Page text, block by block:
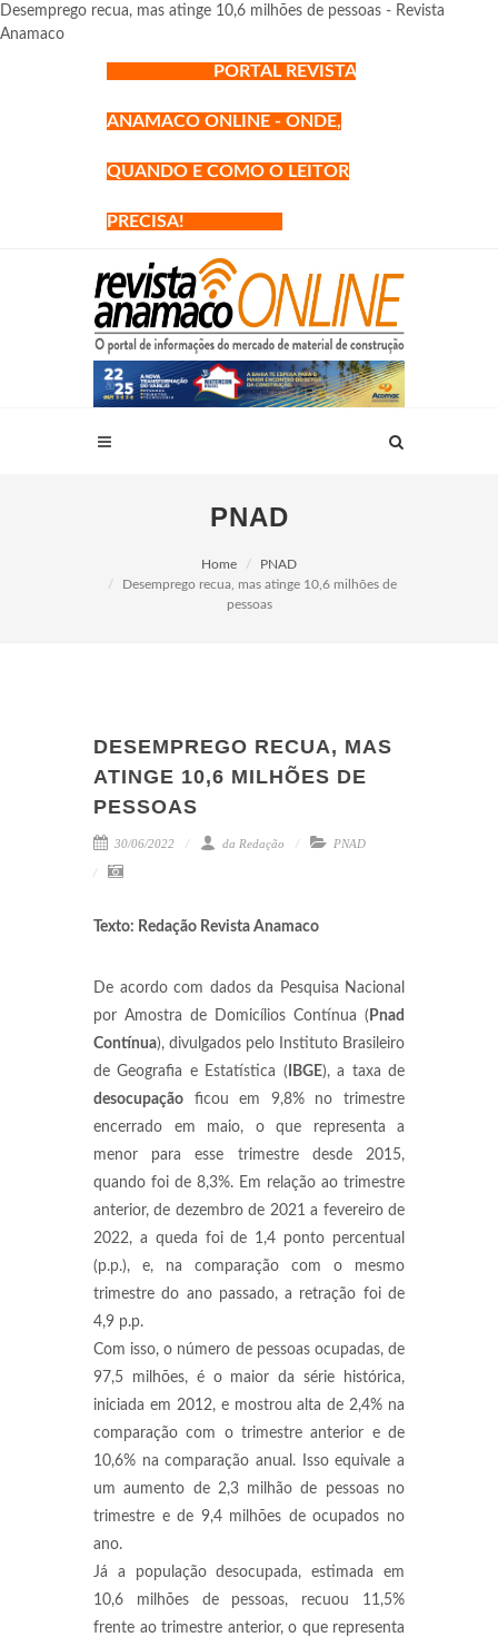
Desemprego recua, mas atinge 10,6 milhões de pessoas - Revista
Anamaco
PORTAL REVISTA
ANAMACO ONLINE - ONDE,
QUANDO E COMO O LEITOR
PRECISA!
PNAD
Home
PNAD
Desemprego recua, mas atinge 10,6 milhões de
pessoas
DESEMPREGO RECUA, MAS
ATINGE 10,6 MILHÕES DE
PESSOAS
30/06/2022 da Redação PNAD
Texto: Redação Revista Anamaco
De acordo com dados da Pesquisa Nacional
por Amostra de Domicílios Contínua ( Pnad
Contínua), divulgados pelo Instituto Brasileiro
de Geografia e Estatística ( IBGE), a taxa de
desocupação ficou em 9,8% no trimestre
encerrado em maio, o que representa a
menor para esse trimestre desde 2015,
quando foi de 8,3%. Em relação ao trimestre
anterior, de dezembro de 2021 a fevereiro de
2022, a queda foi de 1,4 ponto percentual
(p.p.), e, na comparação com o mesmo
trimestre do ano passado, a retração foi de
4,9 p.p.
Com isso, o número de pessoas ocupadas, de
97,5 milhões, é o maior da série histórica,
iniciada em 2012, e mostrou alta de 2,4% na
comparação com o trimestre anterior e de
10,6% na comparação anual. Isso equivale a
um aumento de 2,3 milhão de pessoas no
trimestre e de 9,4 milhões de ocupados no
ano.
Já a população desocupada, estimada em
10,6 milhões de pessoas, recuou 11,5%
frente ao trimestre anterior, o que representa